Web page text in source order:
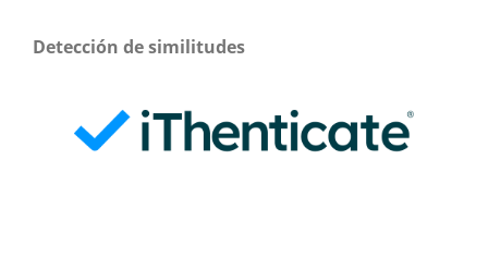
Detección de similitudes